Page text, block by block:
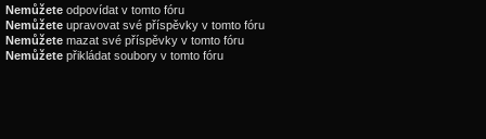
Nemůžete odpovídat v tomto fóru
Nemůžete upravovat své příspěvky v tomto fóru
Nemůžete mazat své příspěvky v tomto fóru
Nemůžete přikládat soubory v tomto fóru